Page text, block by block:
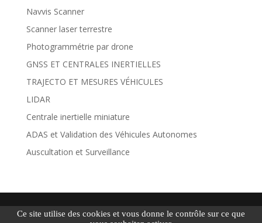
Ce site utilise des cookies et vous donne le contrôle sur ce que
Navvis Scanner
Scanner laser terrestre
Photogrammétrie par drone
GNSS ET CENTRALES INERTIELLES
TRAJECTO ET MESURES VÉHICULES
LIDAR
Centrale inertielle miniature
ADAS et Validation des Véhicules Autonomes
Auscultation et Surveillance
Création KissKissComCom |Mentions légales |